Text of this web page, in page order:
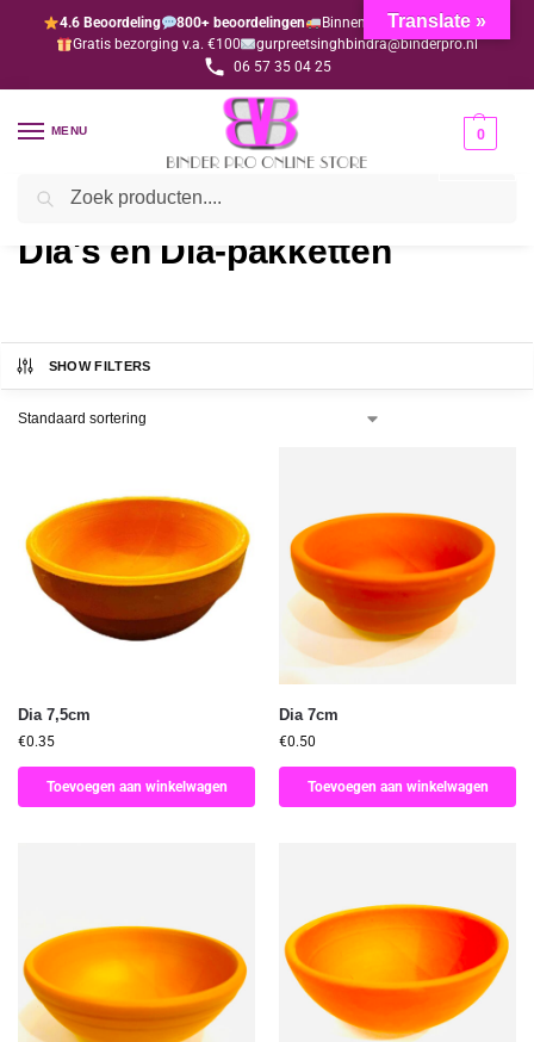
4.6 Beoordeling 800+ beoordelingen
Binnen 1-3 dagen geleverd
Gratis bezorging v.a. €100
gurpreetsinghbindra@binderpro.nl
06 57 35 04 25
MENU 0
Home Diwali / Dia's en Dia-pakketten
Dia's en Dia-pakketten
SHOW FILTERS
Dia 7,5cm
€0.35
Toevoegen aan winkelwagen
Dia 7cm
€0.50
Toevoegen aan winkelwagen
Translate »